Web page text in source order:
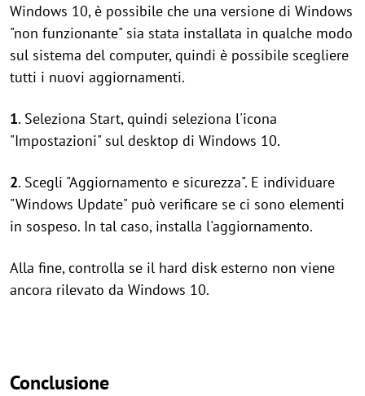
Windows 10, è possibile che una versione di Windows
"non funzionante" sia stata installata in qualche modo
sul sistema del computer, quindi è possibile scegliere
tutti i nuovi aggiornamenti.
1. Seleziona Start, quindi seleziona l'icona
"Impostazioni" sul desktop di Windows 10.
2. Scegli "Aggiornamento e sicurezza". E individuare
"Windows Update" può verificare se ci sono elementi
in sospeso. In tal caso, installa l'aggiornamento.
Alla fine, controlla se il hard disk esterno non viene
ancora rilevato da Windows 10.
Conclusione